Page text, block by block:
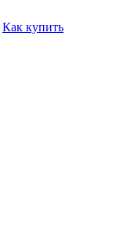
Как купить